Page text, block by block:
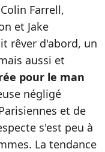
Farrell,
et Jake
rêver d'abord, un
aussi et
pour le man
négligé
et de
s'est peu à
La tendance